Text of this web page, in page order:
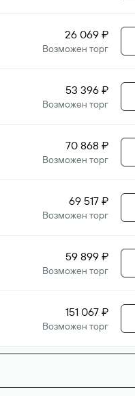
26 069 ₽
Возможен торг
53 396 ₽
Возможен торг
70 868 ₽
Возможен торг
69 517 ₽
Возможен торг
59 899 ₽
Возможен торг
151 067 ₽
Возможен торг